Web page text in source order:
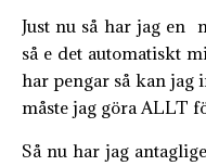
Just nu så har jag en
så e det automatiskt
har pengar så kan jag
måste jag göra ALLT
Så nu har jag